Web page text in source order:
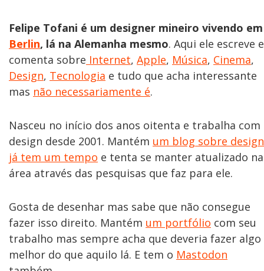
Felipe Tofani é um designer mineiro vivendo em
Berlin, lá na Alemanha mesmo. Aqui ele escreve e
comenta sobre Internet, Apple, Música, Cinema,
Design, Tecnologia e tudo que acha interessante
mas não necessariamente é.
Nasceu no início dos anos oitenta e trabalha com
design desde 2001. Mantém um blog sobre design
já tem um tempo e tenta se manter atualizado na
área através das pesquisas que faz para ele.
Gosta de desenhar mas sabe que não consegue
fazer isso direito. Mantém um portfólio com seu
trabalho mas sempre acha que deveria fazer algo
melhor do que aquilo lá. E tem o Mastodon